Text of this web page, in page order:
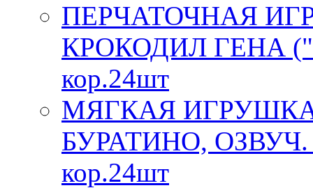
ПЕРЧАТОЧНАЯ
КРОКОДИЛ ГЕНА
кор.24шт
МЯГКАЯ
БУРАТИНО,
кор.24шт